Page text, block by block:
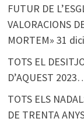
FUTUR DE
VALORACIONS
MORTEM» 31
TOTS EL
D’AQUEST
TOTS ELS
DE TRENTA